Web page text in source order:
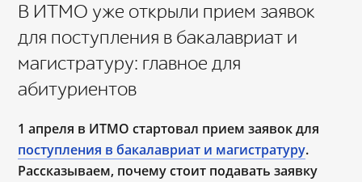
В ИТМО уже открыли прием заявок
для поступления в бакалавриат и
магистратуру: главное для
абитуриентов
1 апреля в ИТМО стартовал прием заявок для
поступления в бакалавриат и магистратуру.
Рассказываем, почему стоит подавать заявку